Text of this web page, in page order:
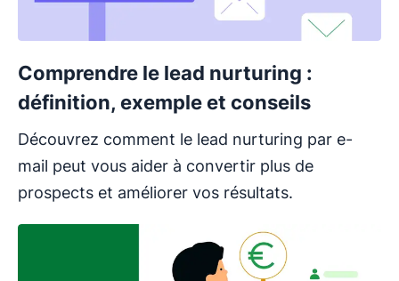
Comprendre le lead nurturing :
définition, exemple et conseils
Découvrez comment le lead nurturing par e-
mail peut vous aider à convertir plus de
prospects et améliorer vos résultats.